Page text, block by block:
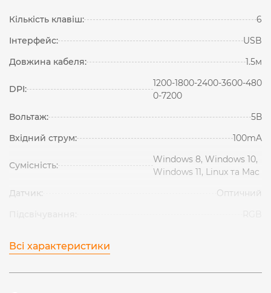
Кількість клавіш:
6
Інтерфейс:
USB
Довжина кабеля:
1.5м
DPI:
1200-1800-2400-3600-480
0-7200
Вольтаж:
5В
Вхідний струм:
100mA
Сумісність:
Windows 8, Windows 10,
Windows 11, Linux та Mac
Датчик:
Оптичний
Всі характеристики